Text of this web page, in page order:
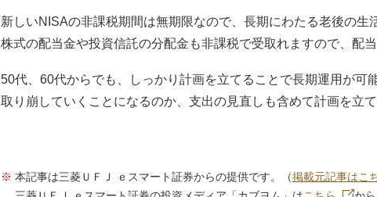
新しいNISAの非課税期間は無期限なので、長期にわたる老後の生
株式の配当金や投資信託の分配金も非課税で受取れますので、配
50代、60代からでも、しっかり計画を立てることで長期運用が
取り崩していくことになるのか、支出の見直しも含めて計画を立て
本記事は三菱ＵＦＪ ｅスマート証券からの提供です。（掲載元記事はこ